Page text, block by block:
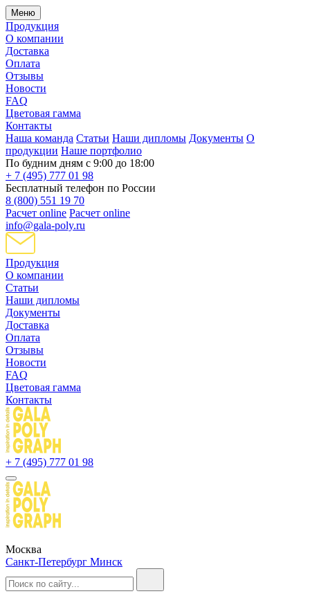
Меню
Продукция
О компании
Доставка
Оплата
Отзывы
Новости
FAQ
Цветовая гамма
Контакты
Наша команда Статьи Наши дипломы Документы О
продукции Наше портфолио
По будним дням с 9:00 до 18:00
+ 7 (495) 777 01 98
Бесплатный телефон по России
8 (800) 551 19 70
Расчет online Расчет online
info@gala-poly.ru
Продукция
О компании
Статьи
Наши дипломы
Документы
Доставка
Оплата
Отзывы
Новости
FAQ
Цветовая гамма
Контакты
+ 7 (495) 777 01 98
Москва
Санкт-Петербург Минск